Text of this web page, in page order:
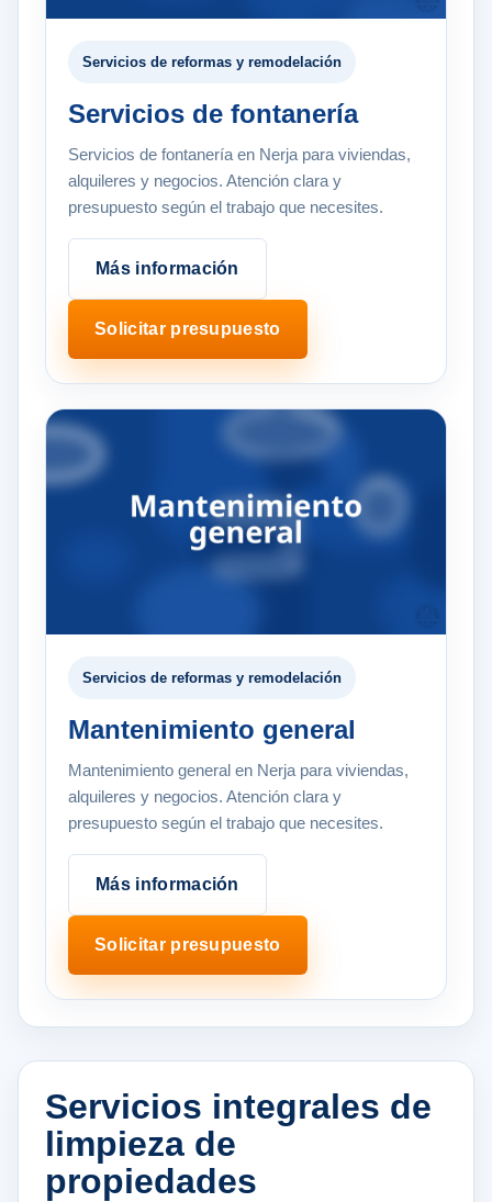
Servicios de reformas y remodelación
Servicios de fontanería
Servicios de fontanería en Nerja para viviendas,
alquileres y negocios. Atención clara y
presupuesto según el trabajo que necesites.
Más información
Solicitar presupuesto
Servicios de reformas y remodelación
Mantenimiento general
Mantenimiento general en Nerja para viviendas,
alquileres y negocios. Atención clara y
presupuesto según el trabajo que necesites.
Más información
Solicitar presupuesto
Servicios integrales de
limpieza de
propiedades